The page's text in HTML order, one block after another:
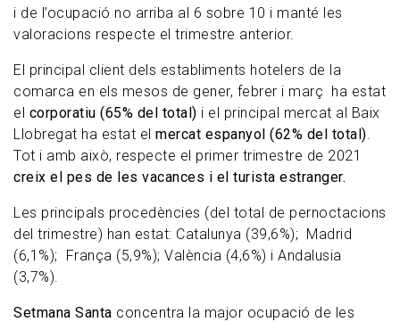
i de l’ocupació no arriba al 6 sobre 10 i manté les
valoracions respecte el trimestre anterior.
El principal client dels establiments hotelers de la
comarca en els mesos de gener, febrer i març ha estat
el corporatiu (65% del total) i el principal mercat al Baix
Llobregat ha estat el mercat espanyol (62% del total).
Tot i amb això, respecte el primer trimestre de 2021
creix el pes de les vacances i el turista estranger.
Les principals procedències (del total de pernoctacions
del trimestre) han estat: Catalunya (39,6%); Madrid
(6,1%); França (5,9%); València (4,6%) i Andalusia
(3,7%).
Setmana Santa concentra la major ocupació de les